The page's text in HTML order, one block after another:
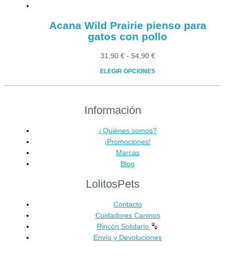
Acana Wild Prairie pienso para
gatos con pollo
31,90 € - 54,90 €Rango
ELEGIR OPCIONES
Este
tiene
variantes.
Las
opciones
se
elegir
la
página
de
producto
Información
¿Quiénes somos?
¡Promociones!
Marcas
Blog
LolitosPets
Contacto
Cuidadores Caninos
Rincón Solidario
Envío y Devoluciones